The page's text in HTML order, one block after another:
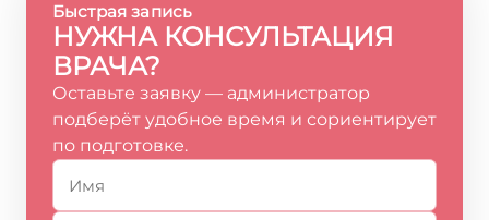
Быстрая запись
НУЖНА КОНСУЛЬТАЦИЯ
ВРАЧА?
Оставьте заявку — администратор
подберёт удобное время и сориентирует
по подготовке.